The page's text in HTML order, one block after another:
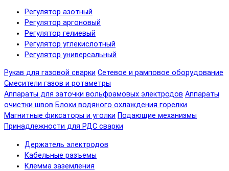
Регулятор азотный
Регулятор аргоновый
Регулятор гелиевый
Регулятор углекислотный
Регулятор универсальный
Рукав для газовой сварки Сетевое и рамповое оборудование
Смесители газов и ротаметры
Аппараты для заточки вольфрамовых электродов Аппараты
очистки швов Блоки водяного охлаждения горелки
Магнитные фиксаторы и уголки Подающие механизмы
Принадлежности для РДС сварки
Держатель электродов
Кабельные разъемы
Клемма заземления